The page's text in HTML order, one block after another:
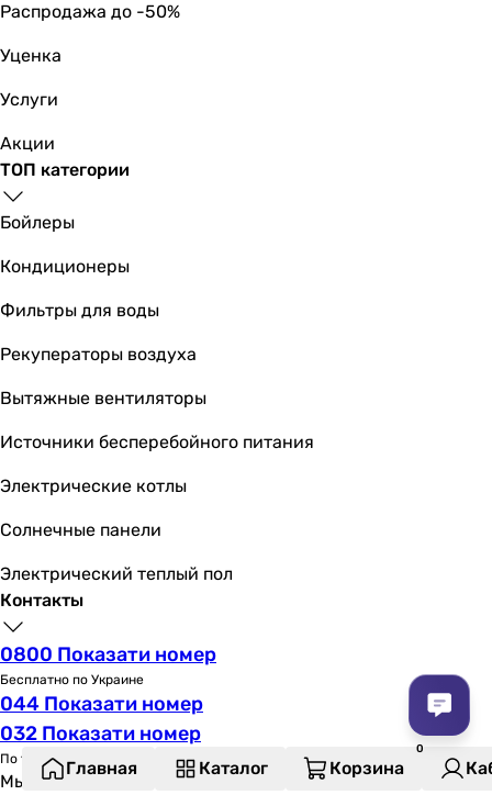
Распродажа до -50%
Уценка
Услуги
Акции
ТОП категории
Бойлеры
Кондиционеры
Фильтры для воды
Рекуператоры воздуха
Вытяжные вентиляторы
Источники бесперебойного питания
Электрические котлы
Солнечные панели
Электрический теплый пол
Контакты
0800 Показати номер
Бесплатно по Украине
044 Показати номер
032 Показати номер
По тарифу оператора
Мы на связи
Главная Каталог Корзина